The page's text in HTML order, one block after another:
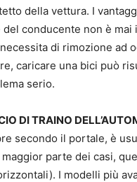
della vettura. I
conducente non è mai
di rimozione ad
caricare una bici può
serio.
DI TRAINO
secondo il portale, è
parte dei casi,
I modelli più